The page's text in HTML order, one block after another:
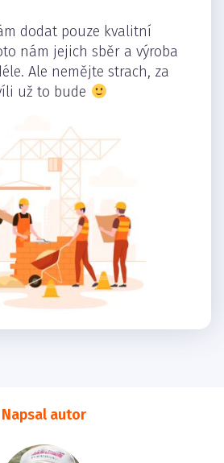
dodat pouze kvalitní
nám jejich sběr a výroba
Ale nemějte strach, za
už to bude
Napsal autor